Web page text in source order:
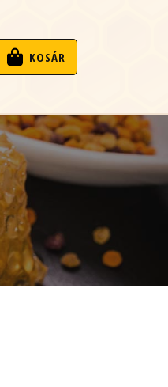
KOSÁR